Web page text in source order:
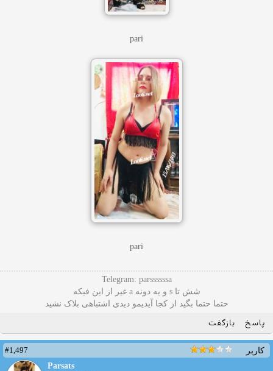
pari
pari
Telegram: parssssssa
شش تا s و یه دونه a غیر از این فیکه
حتما حتما بگید از کجا آیدیمو دیدی اشتباهی بلاک نشید
پاسخ بازگفت
کاربر
#1,497
Parsats